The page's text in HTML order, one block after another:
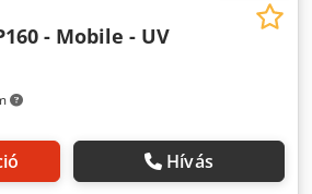
- Mobile - UV
Hívás